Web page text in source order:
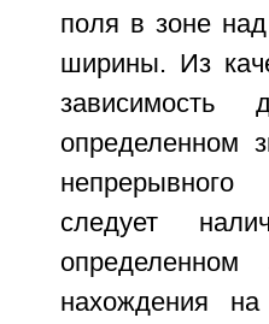
поля в зоне
ширины. Из
зависимость
определенном
непрерывного
следует
нахождения